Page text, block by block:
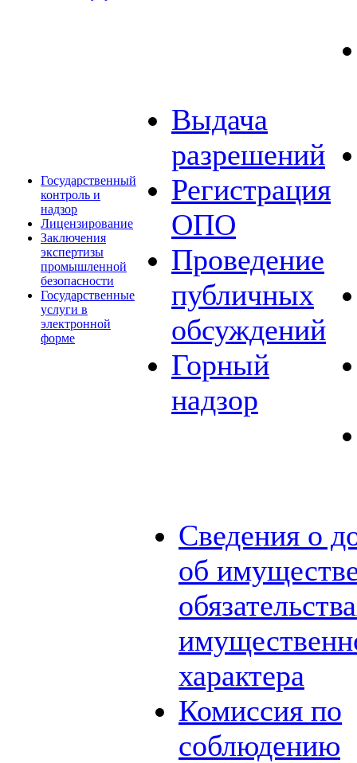
Государственный
контроль и
надзор
Лицензирование
Заключения
экспертизы
промышленной
безопасности
Государственные
услуги в
электронной
форме
Выдача
разрешений
Регистрация
ОПО
Проведение
публичных
обсуждений
Горный
надзор
Сведения о
об
характера
Комиссия по
соблюдению